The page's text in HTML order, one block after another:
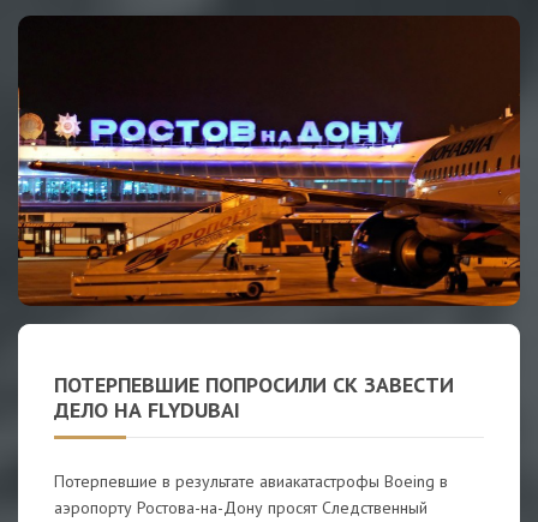
ПОТЕРПЕВШИЕ ПОПРОСИЛИ СК ЗАВЕСТИ
ДЕЛО НА FLYDUBAI
Потерпевшие в результате авиакатастрофы Boeing в
аэропорту Ростова-на-Дону просят Следственный